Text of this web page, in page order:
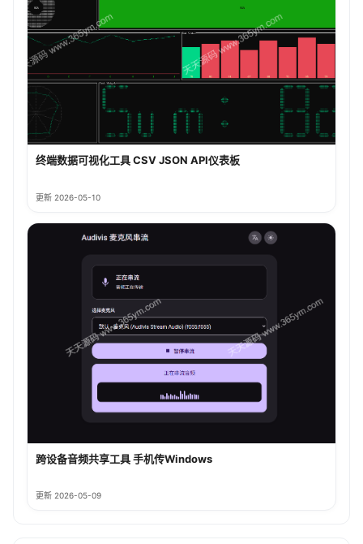
终端数据可视化工具 CSV JSON API仪表板
更新 2026-05-10
跨设备音频共享工具 手机传Windows
更新 2026-05-09